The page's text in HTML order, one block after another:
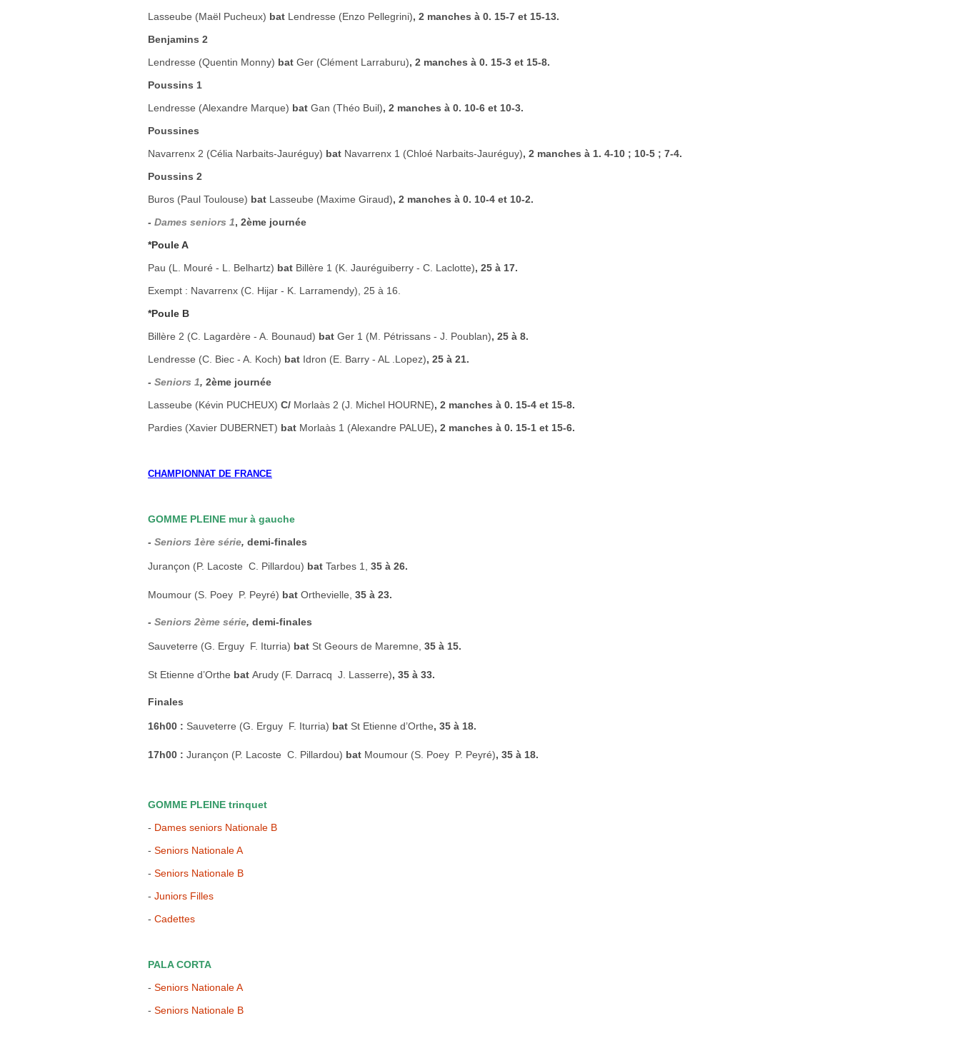
Lasseube (Maël Pucheux) bat Lendresse (Enzo Pellegrini), 2 manches à 0. 15-7 et 15-13.
Benjamins 2
Lendresse (Quentin Monny) bat Ger (Clément Larraburu), 2 manches à 0. 15-3 et 15-8.
Poussins 1
Lendresse (Alexandre Marque) bat Gan (Théo Buil), 2 manches à 0. 10-6 et 10-3.
Poussines
Navarrenx 2 (Célia Narbaits-Jauréguy) bat Navarrenx 1 (Chloé Narbaits-Jauréguy), 2 manches à 1. 4-10 ; 10-5 ; 7-4.
Poussins 2
Buros (Paul Toulouse) bat Lasseube (Maxime Giraud), 2 manches à 0. 10-4 et 10-2.
- Dames seniors 1, 2ème journée
*Poule A
Pau (L. Mouré - L. Belhartz) bat Billère 1 (K. Jauréguiberry - C. Laclotte), 25 à 17.
Exempt : Navarrenx (C. Hijar - K. Larramendy), 25 à 16.
*Poule B
Billère 2 (C. Lagardère - A. Bounaud) bat Ger 1 (M. Pétrissans - J. Poublan), 25 à 8.
Lendresse (C. Biec - A. Koch) bat Idron (E. Barry - AL .Lopez), 25 à 21.
- Seniors 1, 2ème journée
Lasseube (Kévin PUCHEUX) C/ Morlaàs 2 (J. Michel HOURNE), 2 manches à 0. 15-4 et 15-8.
Pardies (Xavier DUBERNET) bat Morlaàs 1 (Alexandre PALUE), 2 manches à 0. 15-1 et 15-6.
CHAMPIONNAT DE FRANCE
GOMME PLEINE mur à gauche
- Seniors 1ère série, demi-finales
Jurançon (P. Lacoste  C. Pillardou) bat Tarbes 1, 35 à 26.
Moumour (S. Poey  P. Peyré) bat Orthevielle, 35 à 23.
- Seniors 2ème série, demi-finales
Sauveterre (G. Erguy  F. Iturria) bat St Geours de Maremne, 35 à 15.
St Etienne d’Orthe bat Arudy (F. Darracq  J. Lasserre), 35 à 33.
Finales
16h00 : Sauveterre (G. Erguy  F. Iturria) bat St Etienne d’Orthe, 35 à 18.
17h00 : Jurançon (P. Lacoste  C. Pillardou) bat Moumour (S. Poey  P. Peyré), 35 à 18.
GOMME PLEINE trinquet
- Dames seniors Nationale B
- Seniors Nationale A
- Seniors Nationale B
- Juniors Filles
- Cadettes
PALA CORTA
- Seniors Nationale A
- Seniors Nationale B